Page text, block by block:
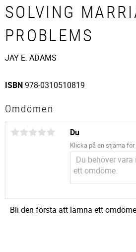
SOLVING
PROBLEMS
JAY E. ADAMS
ISBN978-0310510819
Omdömen
Du
Klicka på en stjärna
Bli den första att lämna ett